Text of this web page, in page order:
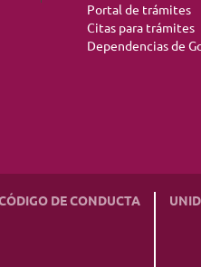
Portal de trámites
Citas para trámites
Dependencias de
DE CONDUCTA